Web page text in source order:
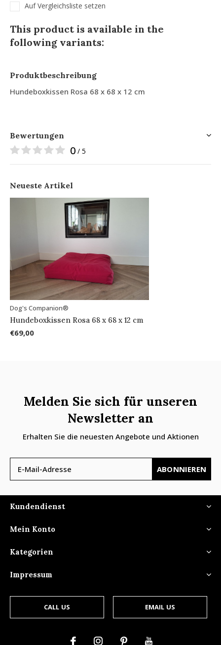
Auf Vergleichsliste setzen
This product is available in the
following variants:
Produktbeschreibung
Hundeboxkissen Rosa 68 x 68 x 12 cm
Bewertungen
0 / 5
Neueste Artikel
Dog's Companion®
Hundeboxkissen Rosa 68 x 68 x 12 cm
€69,00
Melden Sie sich für unseren
Newsletter an
Erhalten Sie die neuesten Angebote und Aktionen
ABONNIEREN
Kundendienst
Mein Konto
Kategorien
Impressum
CALL US EMAIL US